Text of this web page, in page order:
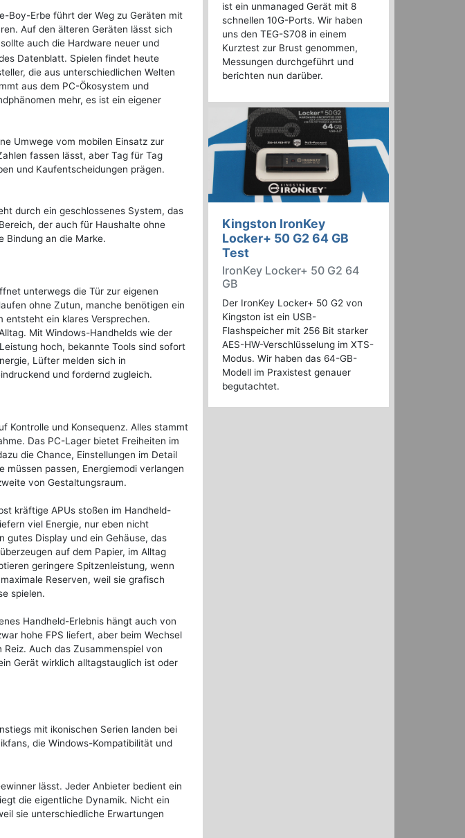
Boy-Erbe führt der Weg zu Geräten mit
Auf den älteren Geräten lässt sich
auch die Hardware neuer und
Datenblatt. Spielen findet heute
die aus unterschiedlichen Welten
aus dem PC-Ökosystem und
mehr, es ist ein eigener
Umwege vom mobilen Einsatz zur
fassen lässt, aber Tag für Tag
und Kaufentscheidungen prägen.
durch ein geschlossenes System, das
der auch für Haushalte ohne
Bindung an die Marke.
unterwegs die Tür zur eigenen
ohne Zutun, manche benötigen ein
entsteht ein klares Versprechen.
Mit Windows-Handhelds wie der
hoch, bekannte Tools sind sofort
Lüfter melden sich in
und fordernd zugleich.
Kontrolle und Konsequenz. Alles stammt
Das PC-Lager bietet Freiheiten im
die Chance, Einstellungen im Detail
passen, Energiemodi verlangen
von Gestaltungsraum.
kräftige APUs stoßen im Handheld-
viel Energie, nur eben nicht
gutes Display und ein Gehäuse, das
auf dem Papier, im Alltag
geringere Spitzenleistung, wenn
Reserven, weil sie grafisch
spielen.
Handheld-Erlebnis hängt auch von
hohe FPS liefert, aber beim Wechsel
Auch das Zusammenspiel von
Gerät wirklich alltagstauglich ist oder
mit ikonischen Serien landen bei
die Windows-Kompatibilität und
lässt. Jeder Anbieter bedient ein
die eigentliche Dynamik. Nicht ein
sie unterschiedliche Erwartungen
ist ein unmanaged Gerät mit 8
schnellen 10G-Ports. Wir haben
uns den TEG-S708 in einem
Kurztest zur Brust genommen,
Messungen durchgeführt und
berichten nun darüber.
Kingston IronKey
Locker+ 50 G2 64 GB
Test
IronKey Locker+ 50 G2 64
GB
Der IronKey Locker+ 50 G2 von
Kingston ist ein USB-
Flashspeicher mit 256 Bit starker
AES-HW-Verschlüsselung im XTS-
Modus. Wir haben das 64-GB-
Modell im Praxistest genauer
begutachtet.